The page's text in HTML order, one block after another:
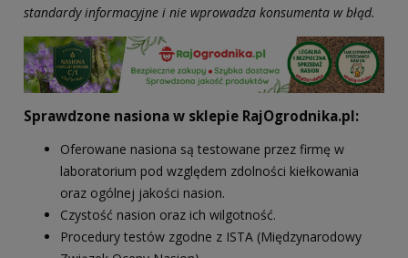
standardy informacyjne i nie wprowadza konsumenta w błąd.
Sprawdzone nasiona w sklepie RajOgrodnika.pl:
Oferowane nasiona są testowane przez firmę w
laboratorium pod względem zdolności kiełkowania
oraz ogólnej jakości nasion.
Czystość nasion oraz ich wilgotność.
Procedury testów zgodne z ISTA (Międzynarodowy